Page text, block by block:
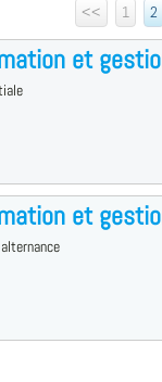
<<
1 2
et
et